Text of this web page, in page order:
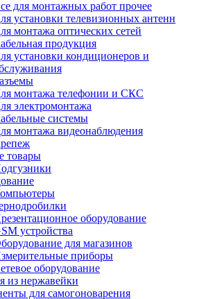
для монтажных работ прочее
установки телевизионных антенн
монтажа оптических сетей
продукция
установки кондиционеров и
монтажа телефонии и СКС
электромонтажа
системы
монтажа видеонаблюдения
товары
оборудование
устройства
для магазинов
приборы
оборудование
из нержавейки
для самогоноварения